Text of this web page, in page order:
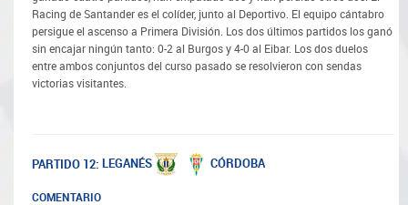
Racing de Santander es el colíder, junto al Deportivo. El equipo cántabro
persigue el ascenso a Primera División. Los dos últimos partidos los ganó
sin encajar ningún tanto: 0-2 al Burgos y 4-0 al Eibar. Los dos duelos
entre ambos conjuntos del curso pasado se resolvieron con sendas
victorias visitantes.
PARTIDO 12: LEGANÉS CÓRDOBA
COMENTARIO